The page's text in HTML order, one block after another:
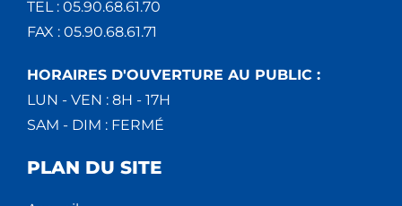
TEL : 05.90.68.61.70
FAX : 05.90.68.61.71
HORAIRES D'OUVERTURE AU PUBLIC :
LUN - VEN : 8H - 17H
SAM - DIM : FERMÉ
PLAN DU SITE